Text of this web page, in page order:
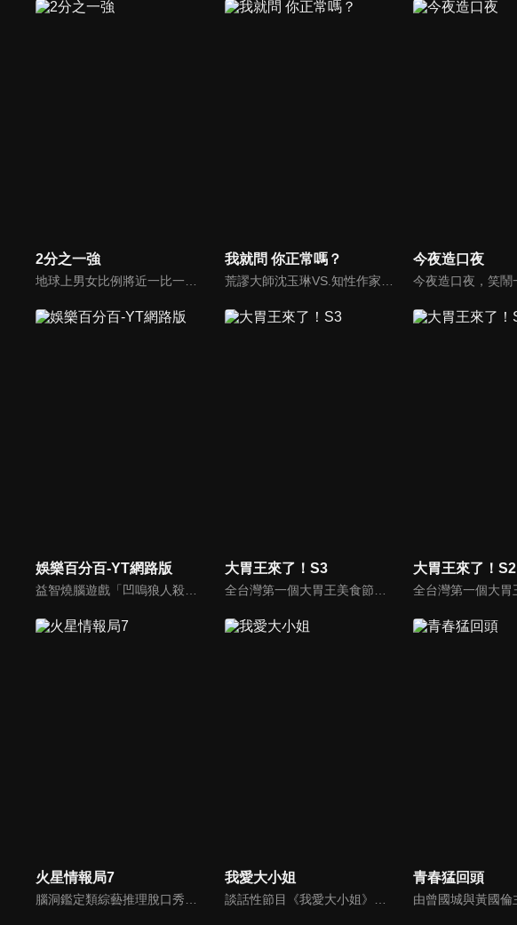
2分之一強 我就問 你正常嗎？ 今夜造口夜
娛樂百分百-YT網路版 大胃王來了！S3 大胃王來了！S2
火星情報局7
腦洞鑑定類綜藝推理脫口秀，陣容為薛之謙、大張偉、楊迪、劉維、黃子弘凡、黃聖依、龐博等…節目圍繞著當下熱梗熱點、觀眾的興趣點、共鳴點展開故事；火星特工廣發英雄帖正面對撞，迎戰近年最出圈、最有趣、最敢說的廠牌大咖們。真金不怕火煉！一場席卷全網的廠牌巔峰之戰即將展開！
我愛大小姐
談話性節目《我愛大小姐》是由吳淡如、林慧萍主持的一檔談話性節目，講訴女人間的那些事。
青春猛回頭